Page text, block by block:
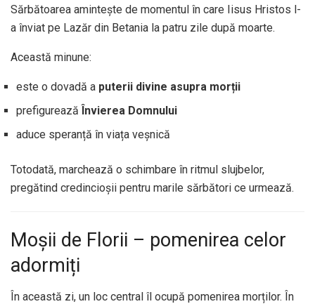
Sărbătoarea amintește de momentul în care Iisus Hristos l-
a înviat pe Lazăr din Betania la patru zile după moarte.
Această minune:
este o dovadă a puterii divine asupra morții
prefigurează Învierea Domnului
aduce speranță în viața veșnică
Totodată, marchează o schimbare în ritmul slujbelor,
pregătind credincioșii pentru marile sărbători ce urmează.
Moșii de Florii – pomenirea celor
adormiți
În această zi, un loc central îl ocupă pomenirea morților. În